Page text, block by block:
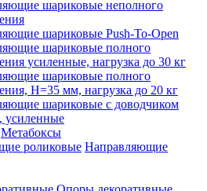
шариковые неполного
шариковые Push-To-Open
шариковые полного
усиленные, нагрузка до 30 кг
шариковые полного
H=35 мм, нагрузка до 20 кг
шариковые с доводчиком
усиленные
Метабоксы
Направляющие